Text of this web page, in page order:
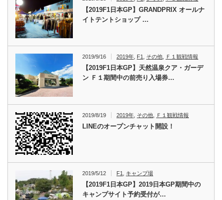
【2019F1日本GP】GRANDPRIX オールナ
イトテントショップ …
2019/9/16 2019年 F1 その他 Ｆ１観戦情報
【2019F1日本GP】天然温泉クア・ガーデ
ン Ｆ１期間中の前売り入場券…
2019/8/19 2019年 その他 Ｆ１観戦情報
LINEのオープンチャット開設！
2019/5/12 F1 キャンプ場
【2019F1日本GP】2019日本GP期間中の
キャンプサイト予約受付が…